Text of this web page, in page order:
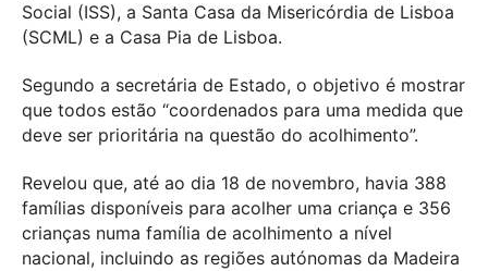
Social (ISS), a Santa Casa da Misericórdia de Lisboa
(SCML) e a Casa Pia de Lisboa.
Segundo a secretária de Estado, o objetivo é mostrar
que todos estão “coordenados para uma medida que
deve ser prioritária na questão do acolhimento”.
Revelou que, até ao dia 18 de novembro, havia 388
famílias disponíveis para acolher uma criança e 356
crianças numa família de acolhimento a nível
nacional, incluindo as regiões autónomas da Madeira